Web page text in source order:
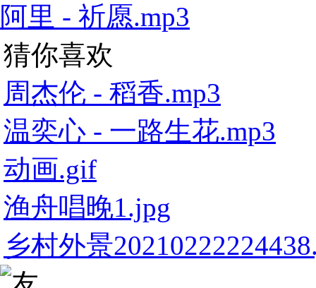
阿里 - 祈愿.mp3
猜你喜欢
周杰伦 - 稻香.mp3
温奕心 - 一路生花.mp3
动画.gif
渔舟唱晚1.jpg
乡村外景